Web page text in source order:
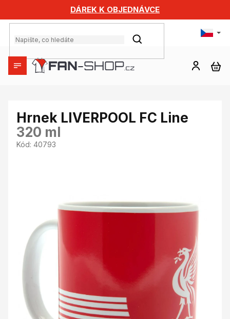
obsah
DÁREK K OBJEDNÁVCE
HLEDAT
Hrnek LIVERPOOL FC Line
320 ml
Kód: 40793